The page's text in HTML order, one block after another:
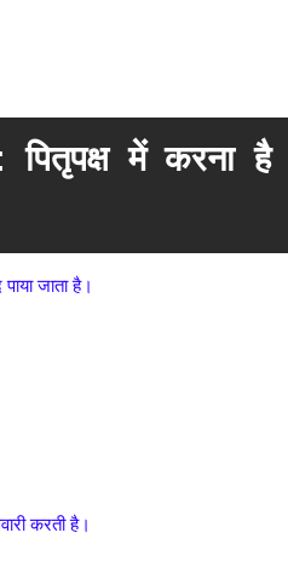
में करना है
जाता है।
करती है।